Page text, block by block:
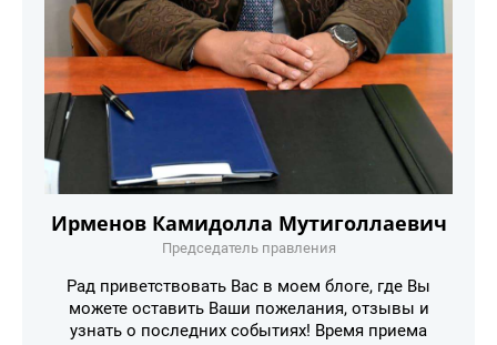
Ирменов Камидолла Мутиголлаевич
Председатель правления
Рад приветствовать Вас в моем блоге, где Вы
можете оставить Ваши пожелания, отзывы и
узнать о последних событиях! Время приема